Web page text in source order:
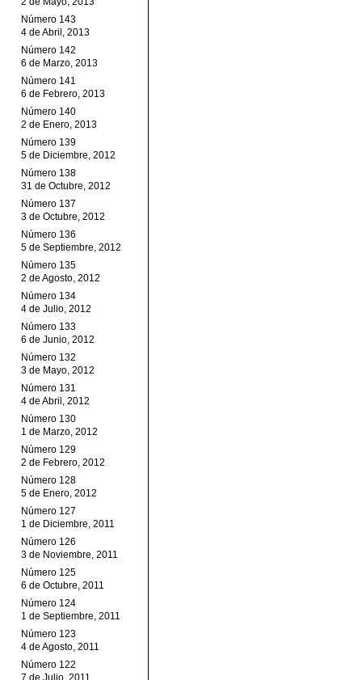
Número 143
4 de Abril, 2013
Número 142
6 de Marzo, 2013
Número 141
6 de Febrero, 2013
Número 140
2 de Enero, 2013
Número 139
5 de Diciembre, 2012
Número 138
31 de Octubre, 2012
Número 137
3 de Octubre, 2012
Número 136
5 de Septiembre, 2012
Número 135
2 de Agosto, 2012
Número 134
4 de Julio, 2012
Número 133
6 de Junio, 2012
Número 132
3 de Mayo, 2012
Número 131
4 de Abril, 2012
Número 130
1 de Marzo, 2012
Número 129
2 de Febrero, 2012
Número 128
5 de Enero, 2012
Número 127
1 de Diciembre, 2011
Número 126
3 de Noviembre, 2011
Número 125
6 de Octubre, 2011
Número 124
1 de Septiembre, 2011
Número 123
4 de Agosto, 2011
Número 122
7 de Julio, 2011